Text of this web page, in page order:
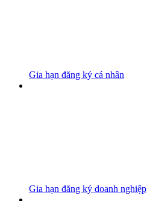
Gia hạn đăng ký cá nhân
Gia hạn đăng ký doanh nghiệp